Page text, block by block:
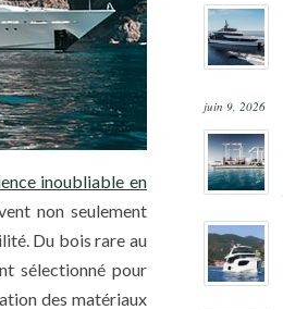
inoubliable en
non seulement
Du bois rare au
sélectionné pour
des matériaux
juin 9, 2026